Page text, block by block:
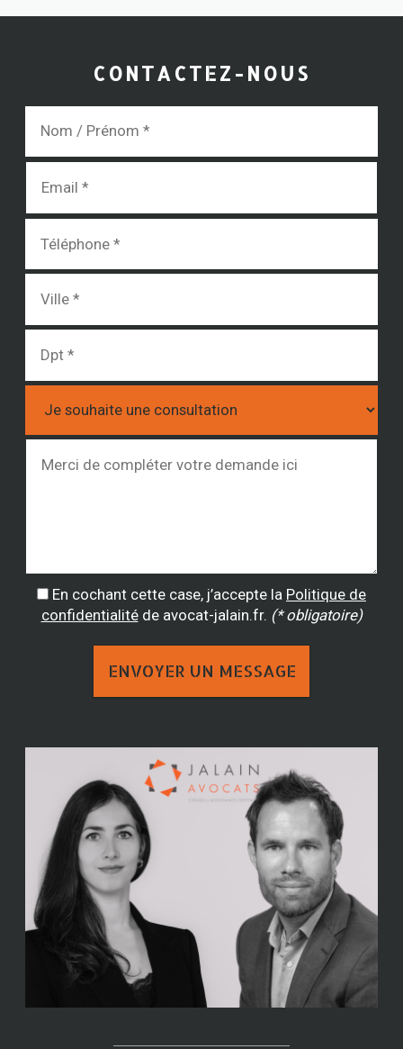
CONTACTEZ-NOUS
En cochant cette case, j’accepte la Politique de
confidentialitéde avocat-jalain.fr. (* obligatoire)